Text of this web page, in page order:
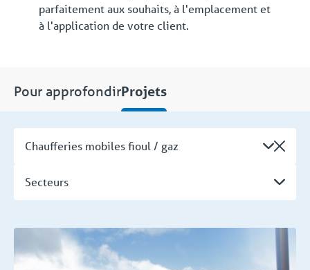
parfaitement aux souhaits, à l'emplacement et
à l'application de votre client.
Pour approfondirProjets
Chaufferies mobiles fioul / gaz
Secteurs